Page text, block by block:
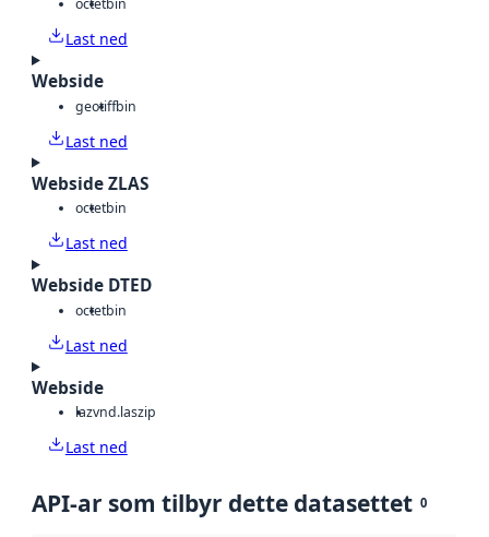
octetbin
Last ned
Webside
geotiffbin
Last ned
Webside ZLAS
octetbin
Last ned
Webside DTED
octetbin
Last ned
Webside
lazvnd.laszip
Last ned
API-ar som tilbyr dette datasettet 0